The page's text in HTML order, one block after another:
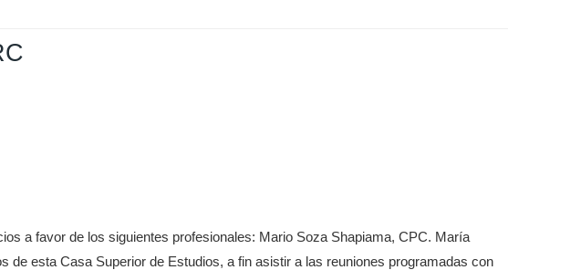
a favor de los siguientes profesionales: Mario Soza Shapiama, CPC. María
esta Casa Superior de Estudios, a fin asistir a las reuniones programadas con